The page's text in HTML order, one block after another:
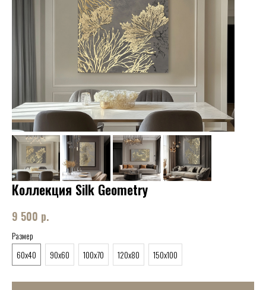
Коллекция Silk Geometry
9 500 р.
Размер
60x40
90x60 100x70 120x80 150x100